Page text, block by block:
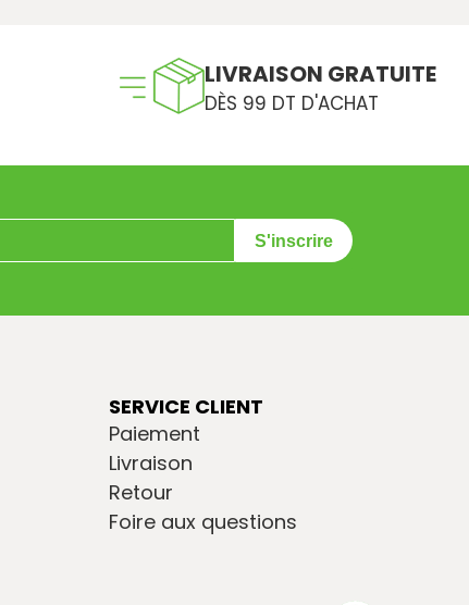
LIVRAISON GRATUITE
DÈS 99 DT D'ACHAT
S'inscrire
SERVICE CLIENT
Paiement
Livraison
Retour
Foire aux questions